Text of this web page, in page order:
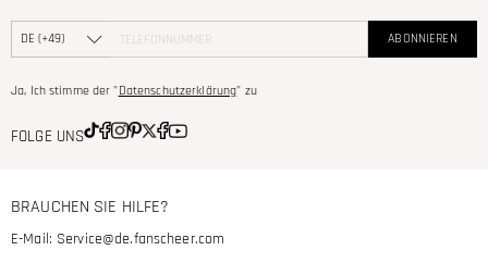
ABONNIEREN
Ja, Ich stimme der "Datenschutzerklärung" zu
FOLGE UNS
BRAUCHEN SIE HILFE?
E-Mail: Service@de.fanscheer.com